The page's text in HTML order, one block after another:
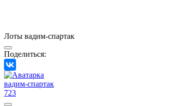
Лоты вадим-спартак
Поделиться:
вадим-спартак
723